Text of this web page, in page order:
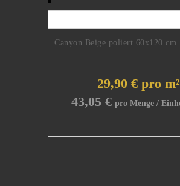
Canyon Beige poliert 60x120 cm
29,90 € pro m²
43,05 €